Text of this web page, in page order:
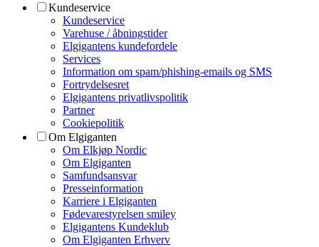
Kundeservice
Kundeservice
Varehuse / åbningstider
Elgigantens kundefordele
Services
Information om spam/phishing-emails og SMS
Fortrydelsesret
Elgigantens privatlivspolitik
Partner
Cookiepolitik
Om Elgiganten
Om Elkjøp Nordic
Om Elgiganten
Samfundsansvar
Presseinformation
Karriere i Elgiganten
Fødevarestyrelsen smiley
Elgigantens Kundeklub
Om Elgiganten Erhverv